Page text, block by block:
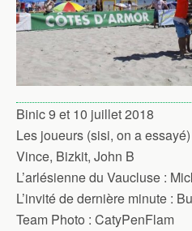
Binic 9 et 10 juillet 2018
Les joueurs (sisi, on a
Vince, Bizkit, John B
L’arlésienne du Vaucluse :
L’invité de dernière minute :
Team Photo : CatyPenFlam